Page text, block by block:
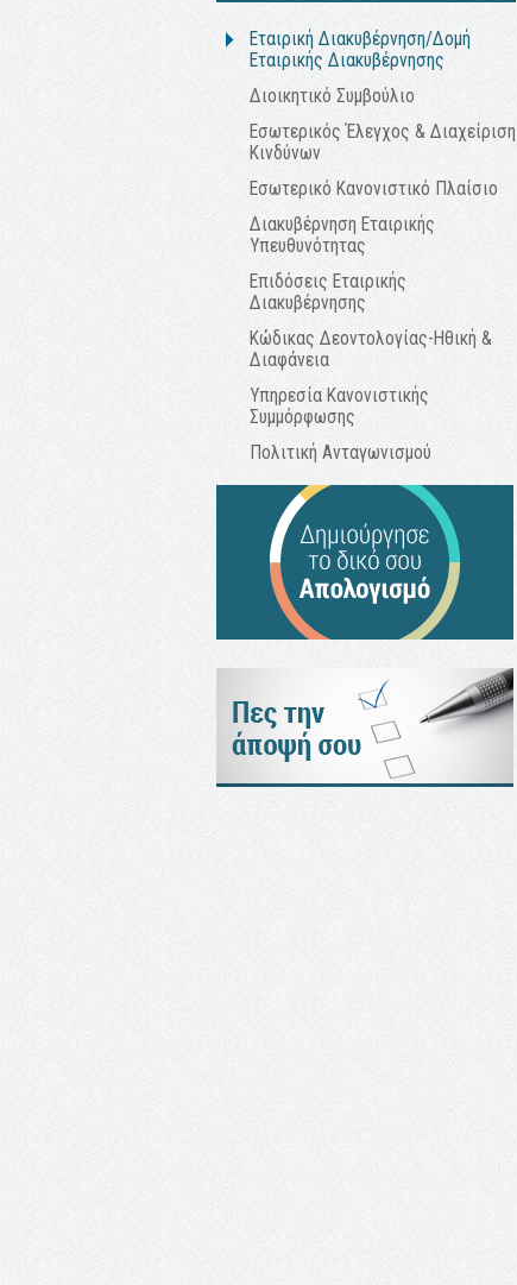
Εταιρική Διακυβέρνηση/Δομή
Εταιρικής Διακυβέρνησης
Διοικητικό Συμβούλιο
Εσωτερικός Έλεγχος & Διαχείριση
Κινδύνων
Εσωτερικό Κανονιστικό Πλαίσιο
Διακυβέρνηση Εταιρικής
Υπευθυνότητας
Επιδόσεις Εταιρικής
Διακυβέρνησης
Κώδικας Δεοντολογίας-Ηθική &
Διαφάνεια
Υπηρεσία Κανονιστικής
Συμμόρφωσης
Πολιτική Ανταγωνισμού